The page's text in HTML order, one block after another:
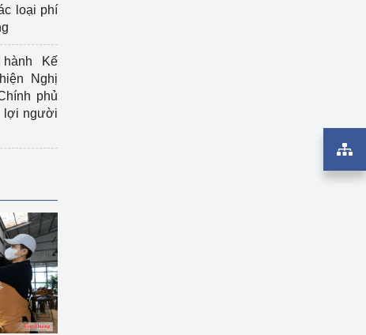
loại phí
Kế
Nghị
phủ
lợi người